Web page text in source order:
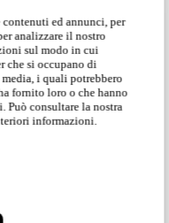
ed annunci, per
analizzare il nostro
sul modo in cui
che si occupano di
i quali potrebbero
fornito loro o che hanno
consultare la nostra
informazioni.